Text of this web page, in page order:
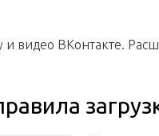
и видео ВКонтакте.